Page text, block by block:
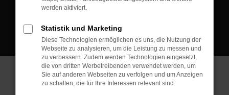
Fax: +49 3745 760 90 21
Mail: fj@jakob-trading.com
werden aktiviert.
Statistik und Marketing
Diese Technologien ermöglichen es uns, die Nutzung der
Webseite zu analysieren, um die Leistung zu messen und
zu verbessern. Zudem werden Technologien eingesetzt,
die von dritten Werbetreibenden verwendet werden, um
Sie auf anderen Webseiten zu verfolgen und um Anzeigen
zu schalten, die für Ihre Interessen relevant sind.